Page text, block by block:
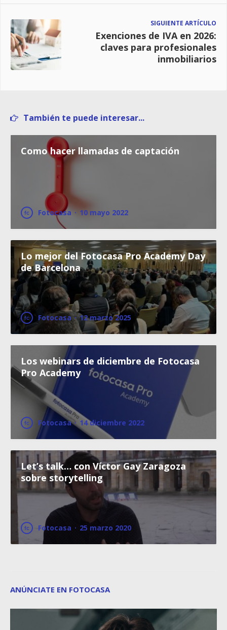
SIGUIENTE ARTÍCULO
Exenciones de IVA en 2026:
claves para profesionales
inmobiliarios
También te puede interesar...
Como hacer llamadas de captación
Fotocasa · 10 mayo 2022
Lo mejor del Fotocasa Pro Academy Day
de Barcelona
Fotocasa · 12 marzo 2025
Los webinars de diciembre de Fotocasa
Pro Academy
Fotocasa · 14 diciembre 2022
Let’s talk… con Víctor Gay Zaragoza
sobre storytelling
Fotocasa · 25 marzo 2020
ANÚNCIATE EN FOTOCASA